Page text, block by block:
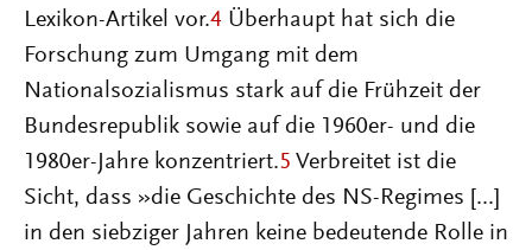
Lexikon-Artikel vor.4 Überhaupt hat sich die
Forschung zum Umgang mit dem
Nationalsozialismus stark auf die Frühzeit der
Bundesrepublik sowie auf die 1960er- und die
1980er-Jahre konzentriert.5 Verbreitet ist die
Sicht, dass »die Geschichte des NS-Regimes [...]
in den siebziger Jahren keine bedeutende Rolle in